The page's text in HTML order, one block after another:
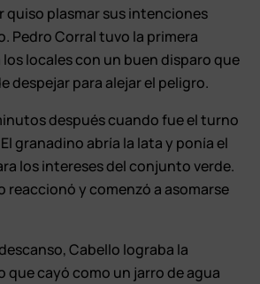
quiso plasmar sus intenciones
Pedro Corral tuvo la primera
locales con un buen disparo que
despejar para alejar el peligro.
después cuando fue el turno
granadino abría la lata y ponía el
los intereses del conjunto verde.
reaccionó y comenzó a asomarse
Cabello lograba la
que cayó como un jarro de agua